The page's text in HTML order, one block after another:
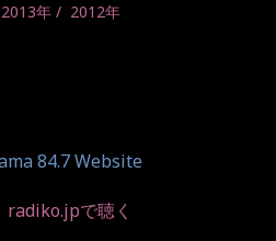
2013年 2012年
84.7 Website
radiko.jpで聴く